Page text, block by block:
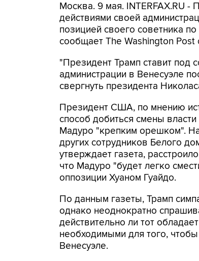
Москва. 9 мая. INTERFAX.RU
действиями своей
позицией своего советника
сообщает The Washington Post
"Президент Трамп ставит под
администрации в Венесуэле
свергнуть президента
Президент США, по мнению
способ добиться смены
Мадуро "крепким орешком".
других сотрудников Белого
утверждает газета,
что Мадуро "будет легко
оппозиции Хуаном Гуайдо.
По данным газеты, Трамп
однако неоднократно
действительно ли тот
необходимыми для того,
Венесуэле.